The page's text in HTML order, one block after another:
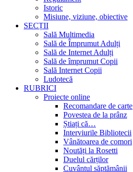
Istoric
Misiune, viziune, obiective
SECȚII
Sală Multimedia
Sală de Împrumut Adulți
Sală de Internet Adulți
Sală de împrumut Copii
Sală Internet Copii
Ludotecă
RUBRICI
Proiecte online
Recomandare de carte
Povestea de la prânz
Știați că…
Interviurile Bibliotecii
Vânătoarea de comori
Noutăți la Rosetti
Duelul cărților
Cuvântul săptămânii